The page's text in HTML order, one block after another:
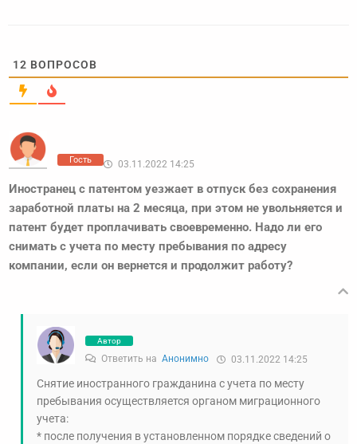
12 ВОПРОСОВ
Гость 03.11.2022 14:25
Иностранец с патентом уезжает в отпуск без сохранения
заработной платы на 2 месяца, при этом не увольняется и
патент будет проплачивать своевременно. Надо ли его
снимать с учета по месту пребывания по адресу
компании, если он вернется и продолжит работу?
Автор
Ответить на Анонимно 03.11.2022 14:25
Снятие иностранного гражданина с учета по месту
пребывания осуществляется органом миграционного
учета:
* после получения в установленном порядке сведений о